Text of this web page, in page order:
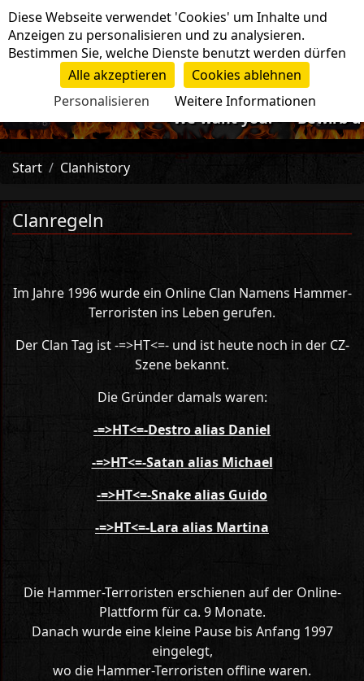
Navigation
-=>We want you!<=- Bewirb
Start Clanhistory
Clanregeln
Im Jahre 1996 wurde ein Online Clan Namens Hammer-
Terroristen ins Leben gerufen.
Der Clan Tag ist -=>HT<=- und ist heute noch in der CZ-
Szene bekannt.
Die Gründer damals waren:
-=>HT<=-Destro alias Daniel
-=>HT<=-Satan alias Michael
-=>HT<=-Snake alias Guido
-=>HT<=-Lara alias Martina
Die Hammer-Terroristen erschienen auf der Online-
Plattform für ca. 9 Monate.
Danach wurde eine kleine Pause bis Anfang 1997
eingelegt,
wo die Hammer-Terroristen offline waren.
Cookie-Einstellungen
Diese Webseite verwendet 'Cookies' um Inhalte und
Anzeigen zu personalisieren und zu analysieren.
Bestimmen Sie, welche Dienste benutzt werden dürfen
Alle akzeptieren
Cookies ablehnen
Personalisieren
Weitere Informationen